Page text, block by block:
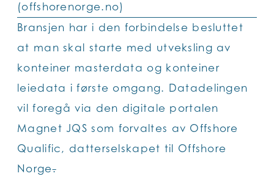
(offshorenorge.no)
Bransjen har i den forbindelse besluttet
at man skal starte med utveksling av
konteiner masterdata og konteiner
leiedata i første omgang. Datadelingen
vil foregå via den digitale portalen
Magnet JQS som forvaltes av Offshore
Qualific, datterselskapet til Offshore
Norge.